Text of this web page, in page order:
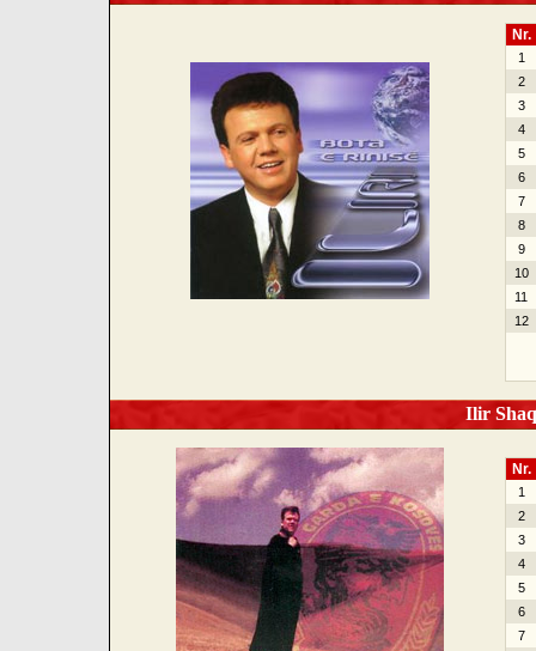
Nr.
1
2
3
4
5
6
7
8
9
10
11
12
Ilir
Nr.
1
2
3
4
5
6
7